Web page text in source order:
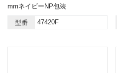
mmネイビーNP包装
型番 47420F